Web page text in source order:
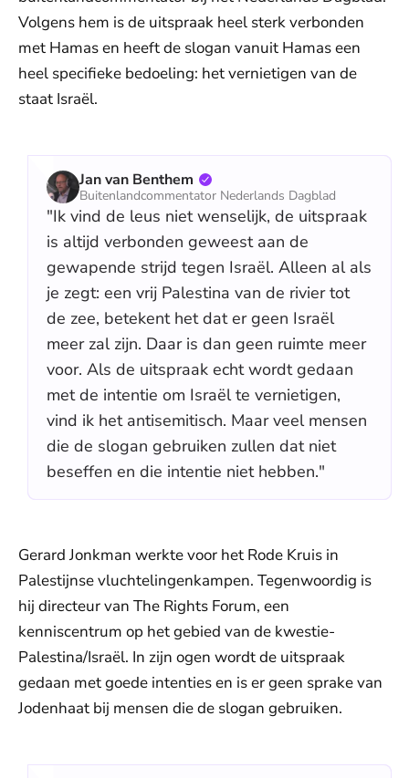
Volgens hem is de uitspraak heel sterk verbonden
met Hamas en heeft de slogan vanuit Hamas een
heel specifieke bedoeling: het vernietigen van de
staat Israël.
Jan van Benthem
Buitenlandcommentator Nederlands Dagblad
"Ik vind de leus niet wenselijk, de uitspraak
is altijd verbonden geweest aan de
gewapende strijd tegen Israël. Alleen al als
je zegt: een vrij Palestina van de rivier tot
de zee, betekent het dat er geen Israël
meer zal zijn. Daar is dan geen ruimte meer
voor. Als de uitspraak echt wordt gedaan
met de intentie om Israël te vernietigen,
vind ik het antisemitisch. Maar veel mensen
die de slogan gebruiken zullen dat niet
beseffen en die intentie niet hebben."
Gerard Jonkman werkte voor het Rode Kruis in
Palestijnse vluchtelingenkampen. Tegenwoordig is
hij directeur van The Rights Forum, een
kenniscentrum op het gebied van de kwestie-
Palestina/Israël. In zijn ogen wordt de uitspraak
gedaan met goede intenties en is er geen sprake van
Jodenhaat bij mensen die de slogan gebruiken.